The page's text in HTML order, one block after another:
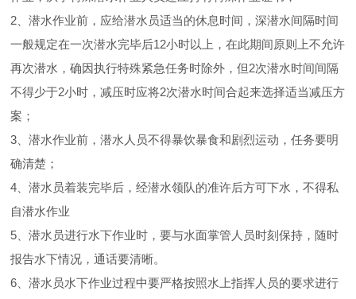
2、潜水作业前，应给潜水员适当的休息时间，深潜水间隔时间
一般规定在一次潜水完毕后12小时以上，在此期间原则上不允许
再次潜水，确因执行特殊紧急任务时除外，但2次潜水时间间隔
不得少于2小时，减压时应将2次潜水时间合起来选择适当减压方
案；
3、潜水作业前，潜水人员不得暴饮暴食和剧烈运动，任务要明
确清楚；
4、潜水员着装完毕后，经潜水领队的准许后方可下水，不得私
自潜水作业
5、潜水员进行水下作业时，要与水面掌管人员时刻保持，随时
报告水下情况，通话要清晰。
6、潜水员水下作业过程中要严格按照水上指挥人员的要求进行